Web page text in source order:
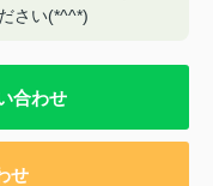
さい(*^^*)
合わせ
せ